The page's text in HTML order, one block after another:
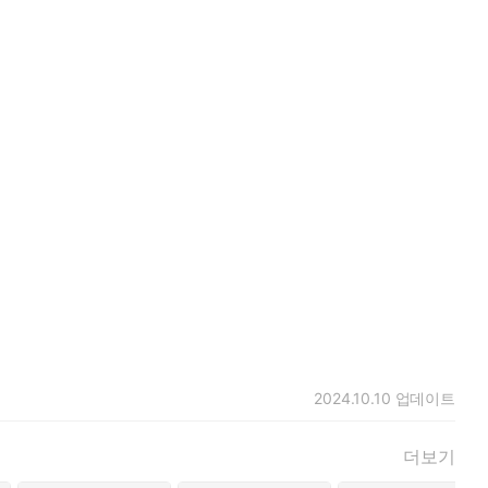
요. 할머니 선녀는 마음에 들지 않는 상황을 겁도 없이 용감하
북을 마음껏 던지고 두드리는 꼬마 선녀들은 물론 열심히 비
2024.10.10 업데이트
더보기